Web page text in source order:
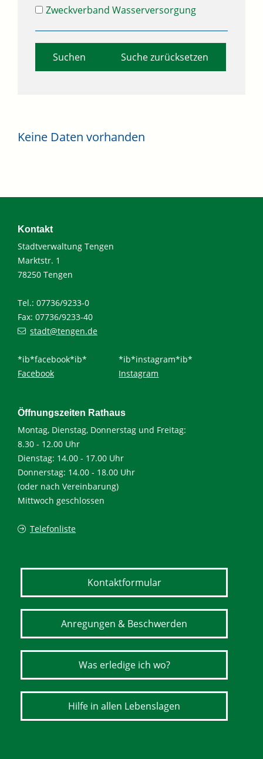
Zweckverband Wasserversorgung
Suche zurücksetzen
Keine Daten vorhanden
Kontakt
Stadtverwaltung Tengen
Marktstr. 1
78250 Tengen
Tel.: 07736/9233-0
Fax: 07736/9233-40
stadt@tengen.de
*ib*facebook*ib*
Facebook
*ib*instagram*ib*
Instagram
Öffnungszeiten Rathaus
Montag, Dienstag, Donnerstag und Freitag:
8.30 - 12.00 Uhr
Dienstag: 14.00 - 17.00 Uhr
Donnerstag: 14.00 - 18.00 Uhr
(oder nach Vereinbarung)
Mittwoch geschlossen
Telefonliste
Kontaktformular
Anregungen & Beschwerden
Was erledige ich wo?
Hilfe in allen Lebenslagen